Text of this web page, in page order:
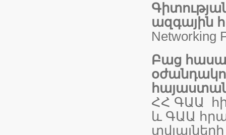
ազգային
Networking
Բաց
ՀՀ ԳԱԱ
և ԳԱԱ